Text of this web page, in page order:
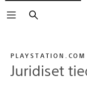
Haku
PLAYSTATION.COM
Juridiset